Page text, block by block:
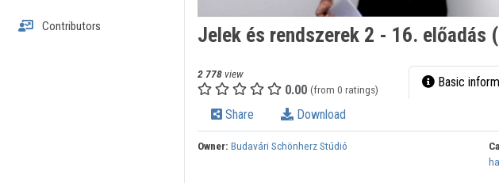
Contributors Jelek és rendszerek 2 - 16. előadás
2 778view
0.00 (from 0 ratings) Basic
Share Download
Owner: Budavári Schönherz Stúdió